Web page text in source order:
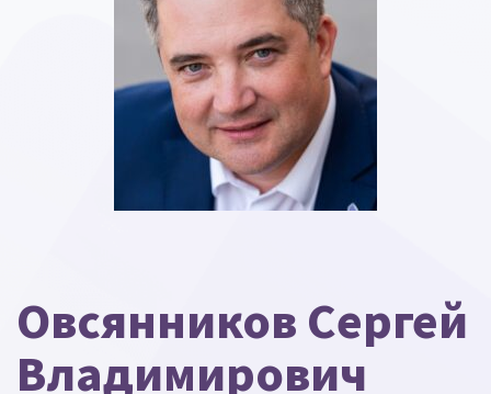
Овсянников Сергей
Владимирович